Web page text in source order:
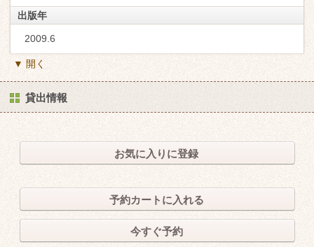
出版年
2009.6
▼ 開く
貸出情報
お気に入りに登録
予約カートに入れる
今すぐ予約